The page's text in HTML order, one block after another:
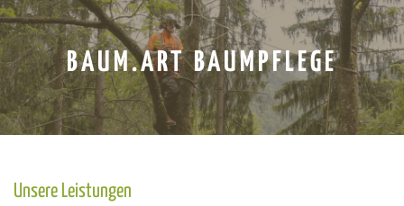
BAUM.ART BAUMPFLEGE
Unsere Leistungen